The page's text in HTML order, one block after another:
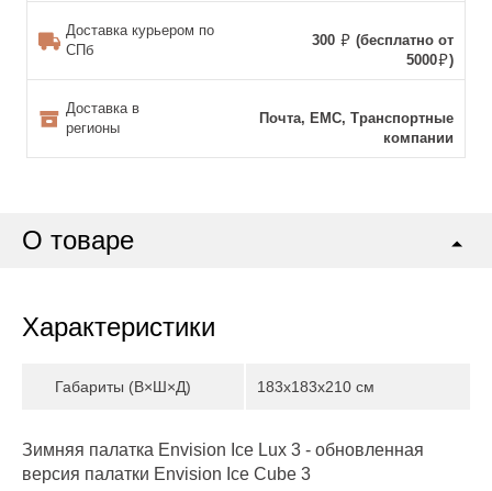
Доставка курьером по
СПб
300
(бесплатно от
5000
)
Доставка в
регионы
Почта, ЕМС, Транспортные
компании
О товаре
Характеристики
Габариты (В×Ш×Д) 183x183x210 см
Зимняя палатка Envision Ice Lux 3 - обновленная
версия палатки Envision Ice Cube 3